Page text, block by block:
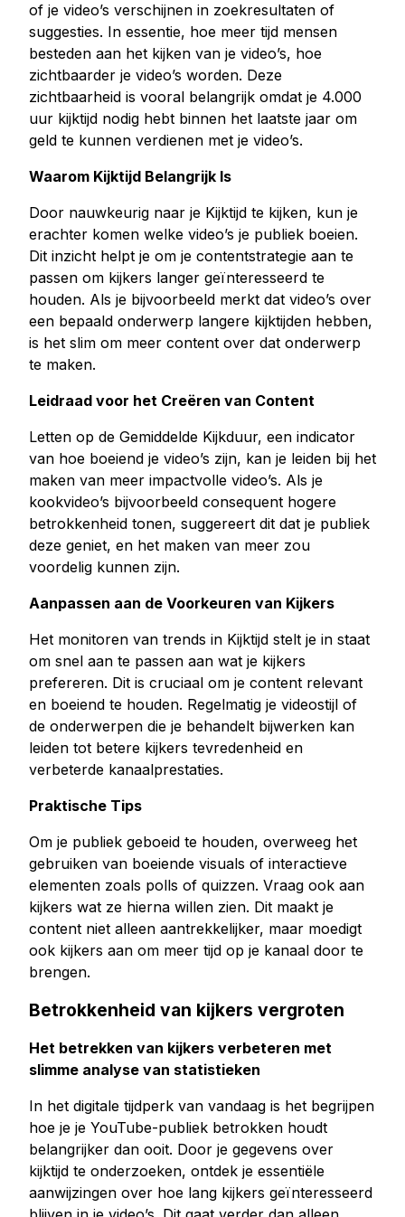
of je video’s verschijnen in zoekresultaten of
suggesties. In essentie, hoe meer tijd mensen
besteden aan het kijken van je video’s, hoe
zichtbaarder je video’s worden. Deze
zichtbaarheid is vooral belangrijk omdat je 4.000
uur kijktijd nodig hebt binnen het laatste jaar om
geld te kunnen verdienen met je video’s.
Waarom Kijktijd Belangrijk Is
Door nauwkeurig naar je Kijktijd te kijken, kun je
erachter komen welke video’s je publiek boeien.
Dit inzicht helpt je om je contentstrategie aan te
passen om kijkers langer geïnteresseerd te
houden. Als je bijvoorbeeld merkt dat video’s over
een bepaald onderwerp langere kijktijden hebben,
is het slim om meer content over dat onderwerp
te maken.
Leidraad voor het Creëren van Content
Letten op de Gemiddelde Kijkduur, een indicator
van hoe boeiend je video’s zijn, kan je leiden bij het
maken van meer impactvolle video’s. Als je
kookvideo’s bijvoorbeeld consequent hogere
betrokkenheid tonen, suggereert dit dat je publiek
deze geniet, en het maken van meer zou
voordelig kunnen zijn.
Aanpassen aan de Voorkeuren van Kijkers
Het monitoren van trends in Kijktijd stelt je in staat
om snel aan te passen aan wat je kijkers
prefereren. Dit is cruciaal om je content relevant
en boeiend te houden. Regelmatig je videostijl of
de onderwerpen die je behandelt bijwerken kan
leiden tot betere kijkers tevredenheid en
verbeterde kanaalprestaties.
Praktische Tips
Om je publiek geboeid te houden, overweeg het
gebruiken van boeiende visuals of interactieve
elementen zoals polls of quizzen. Vraag ook aan
kijkers wat ze hierna willen zien. Dit maakt je
content niet alleen aantrekkelijker, maar moedigt
ook kijkers aan om meer tijd op je kanaal door te
brengen.
Betrokkenheid van kijkers vergroten
Het betrekken van kijkers verbeteren met
slimme analyse van statistieken
In het digitale tijdperk van vandaag is het begrijpen
hoe je je YouTube-publiek betrokken houdt
belangrijker dan ooit. Door je gegevens over
kijktijd te onderzoeken, ontdek je essentiële
aanwijzingen over hoe lang kijkers geïnteresseerd